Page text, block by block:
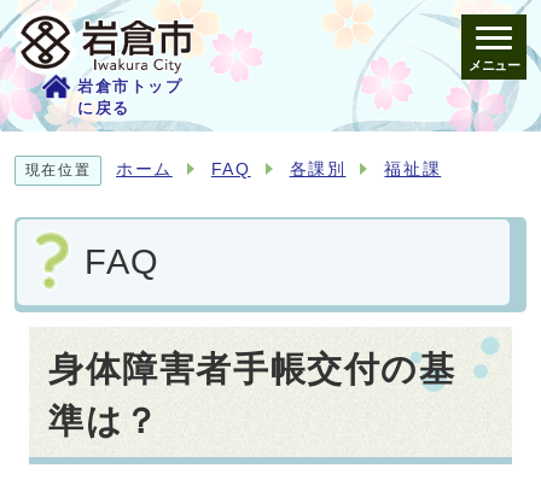
岩倉市トップ
に戻る
メニュー
現在位置 ホーム FAQ 各課別 福祉課
FAQ
身体障害者手帳交付の基
準は？